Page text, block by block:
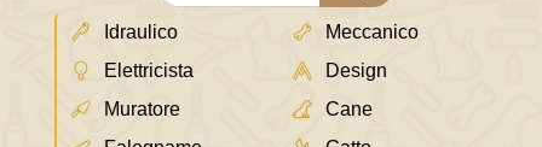
Idraulico
Elettricista
Muratore
Meccanico
Design
Cane